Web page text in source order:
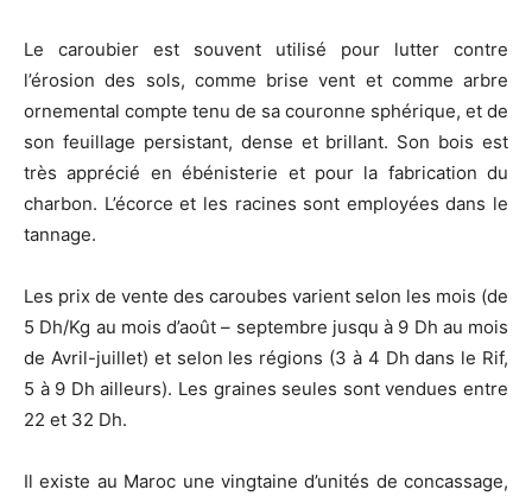
Le caroubier est souvent utilisé pour lutter contre
l’érosion des sols, comme brise vent et comme arbre
ornemental compte tenu de sa couronne sphérique, et de
son feuillage persistant, dense et brillant. Son bois est
très apprécié en ébénisterie et pour la fabrication du
charbon. L’écorce et les racines sont employées dans le
tannage.
Les prix de vente des caroubes varient selon les mois (de
5 Dh/Kg au mois d’août – septembre jusqu à 9 Dh au mois
de Avril-juillet) et selon les régions (3 à 4 Dh dans le Rif,
5 à 9 Dh ailleurs). Les graines seules sont vendues entre
22 et 32 Dh.
Il existe au Maroc une vingtaine d’unités de concassage,